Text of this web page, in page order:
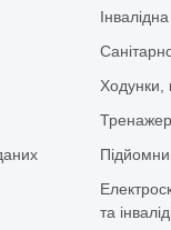
Ходунки,
Тренажер
та